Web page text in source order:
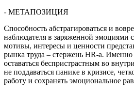
- МЕТАПОЗИЦИЯ
Способность абстрагироваться и
наблюдателя в заряженной эмоциями
мотивы, интересы и ценности
рынка труда – стержень HR-а. Именно
оставаться беспристрастным во
не поддаваться панике в кризисе,
работу и сохранять эмоциональное